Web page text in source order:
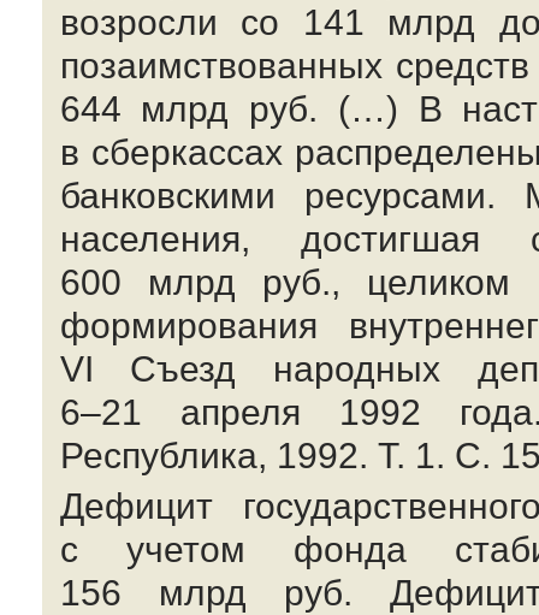
возросли со 141 млрд
позаимствованных
644 млрд руб. (…) В
в сберкассах
банковскими
населения,
600 млрд руб., целиком
формирования
VI Съезд народных
6–21 апреля 1992
Республика, 1992. Т. 1. С.
Дефицит
с учетом фонда
156 млрд руб. Дефицит